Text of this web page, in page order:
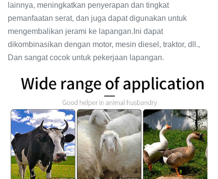
lainnya, meningkatkan penyerapan dan tingkat
pemanfaatan serat, dan juga dapat digunakan untuk
mengembalikan jerami ke lapangan.Ini dapat
dikombinasikan dengan motor, mesin diesel, traktor, dll.,
Dan sangat cocok untuk pekerjaan lapangan.